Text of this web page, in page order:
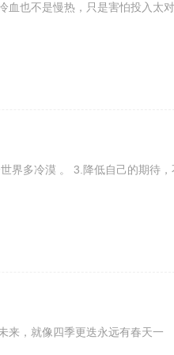
血也不是慢热，只是害怕投入太对
界多冷漠 。 3.降低自己的期待，
来，就像四季更迭永远有春天一